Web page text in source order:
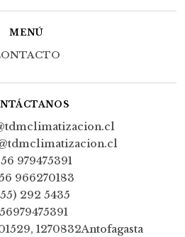
MENÚ
979475391
966270183
292 5435
56979475391
1270832Antofagasta